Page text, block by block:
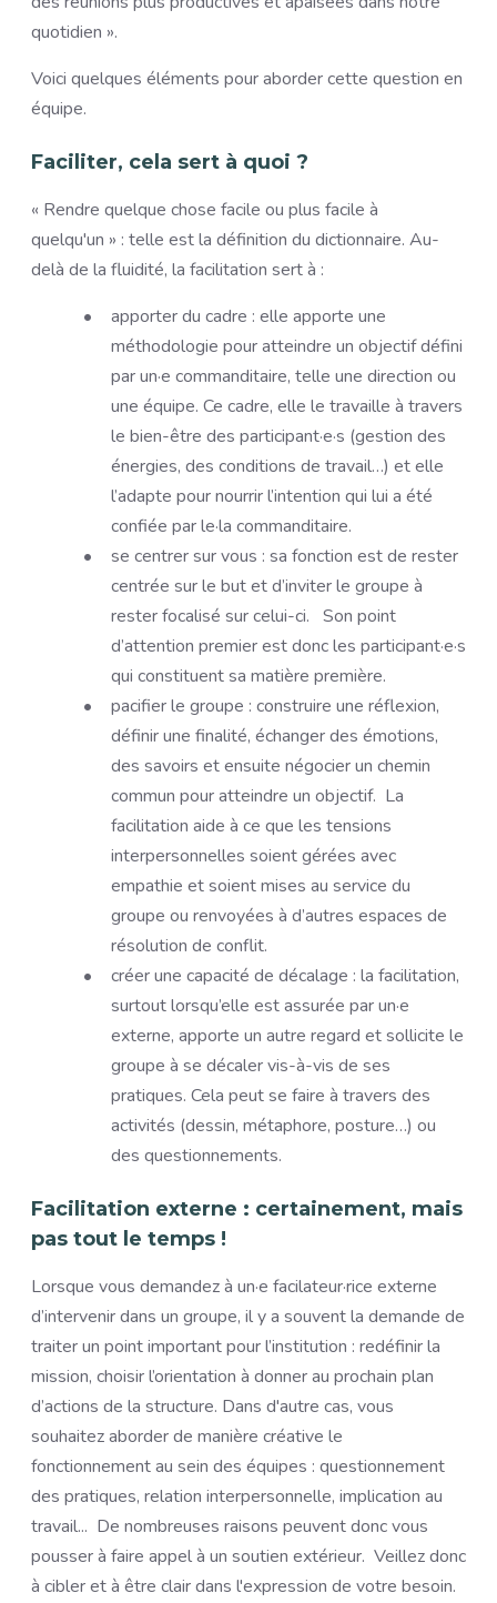
quotidien ».
Voici quelques éléments pour aborder cette question en
équipe.
Faciliter, cela sert à quoi ?
« Rendre quelque chose facile ou plus facile à
quelqu'un » : telle est la définition du dictionnaire. Au-
delà de la fluidité, la facilitation sert à :
apporter du cadre : elle apporte une
méthodologie pour atteindre un objectif défini
par un·e commanditaire, telle une direction ou
une équipe. Ce cadre, elle le travaille à travers
le bien-être des participant·e·s (gestion des
énergies, des conditions de travail…) et elle
l’adapte pour nourrir l’intention qui lui a été
confiée par le·la commanditaire.
se centrer sur vous : sa fonction est de rester
centrée sur le but et d’inviter le groupe à
rester focalisé sur celui-ci. Son point
d’attention premier est donc les participant·e·s
qui constituent sa matière première.
pacifier le groupe : construire une réflexion,
définir une finalité, échanger des émotions,
des savoirs et ensuite négocier un chemin
commun pour atteindre un objectif. La
facilitation aide à ce que les tensions
interpersonnelles soient gérées avec
empathie et soient mises au service du
groupe ou renvoyées à d’autres espaces de
résolution de conflit.
créer une capacité de décalage : la facilitation,
surtout lorsqu’elle est assurée par un·e
externe, apporte un autre regard et sollicite le
groupe à se décaler vis-à-vis de ses
pratiques. Cela peut se faire à travers des
activités (dessin, métaphore, posture…) ou
des questionnements.
Facilitation externe : certainement, mais
pas tout le temps !
Lorsque vous demandez à un·e facilateur·rice externe
d’intervenir dans un groupe, il y a souvent la demande de
traiter un point important pour l’institution : redéfinir la
mission, choisir l’orientation à donner au prochain plan
d’actions de la structure. Dans d'autre cas, vous
souhaitez aborder de manière créative le
fonctionnement au sein des équipes : questionnement
des pratiques, relation interpersonnelle, implication au
travail... De nombreuses raisons peuvent donc vous
pousser à faire appel à un soutien extérieur. Veillez donc
à cibler et à être clair dans l'expression de votre besoin.